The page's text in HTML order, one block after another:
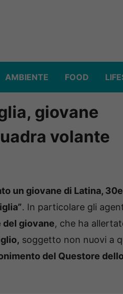
AMBIENTE FOOD
giovane
volante
un giovane di Latina,
. In particolare gli
del giovane, che ha
soggetto non nuovi a
del Questore